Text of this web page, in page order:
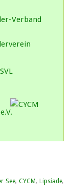
Verband
See, CYCM, Lipsiade,